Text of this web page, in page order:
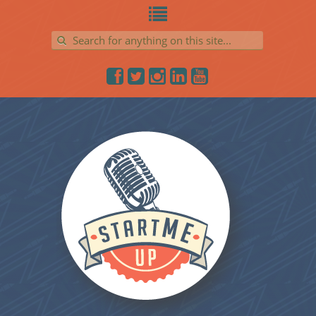
Search for: